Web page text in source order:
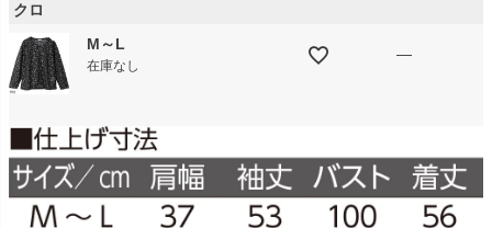
クロ
M～L
在庫なし
—